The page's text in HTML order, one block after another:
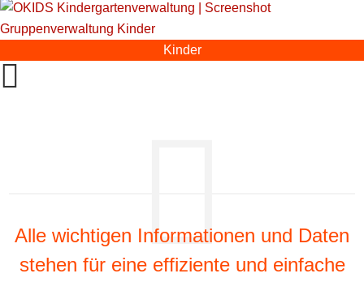
Kinder
Alle wichtigen Informationen und Daten
stehen für eine effiziente und einfache